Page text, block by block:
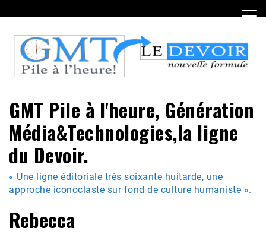
to
content
GMT Pile à l'heure, Génération
Média&Technologies,la ligne
du Devoir.
« Une ligne éditoriale très soixante huitarde, une
approche iconoclaste sur fond de culture humaniste ».
Rebecca